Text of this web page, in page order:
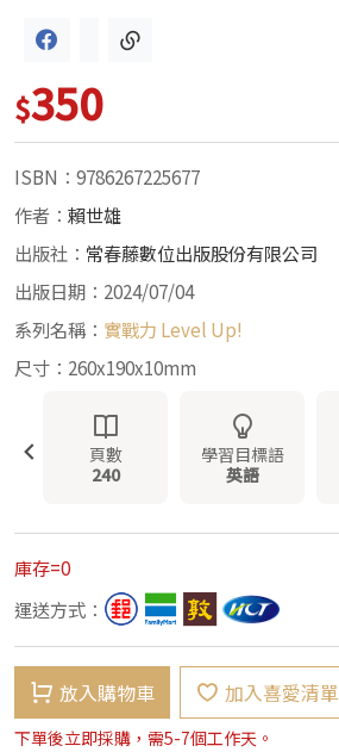
$350
ISBN：9786267225677
作者： 賴世雄
出版社： 常春藤數位出版股份有限公司
出版日期：2024/07/04
系列名稱： 實戰力 Level Up!
尺寸：260x190x10mm
頁數
240
學習目標語
英語
庫存=0
運送方式：
放入購物車 加入喜愛清單
下單後立即採購，需5-7個工作天。